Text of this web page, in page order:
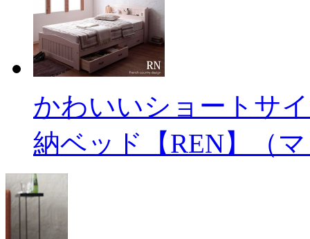
かわいいショートサ
納ベッド【REN】（